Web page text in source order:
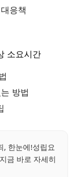
응책
소요시간
방법
, 한눈에!성립요
금 바로 자세히